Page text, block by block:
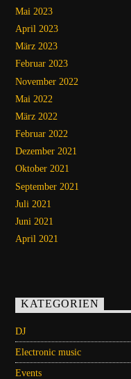
Mai 2023
April 2023
März 2023
Februar 2023
November 2022
Mai 2022
März 2022
Februar 2022
Dezember 2021
Oktober 2021
September 2021
Juli 2021
Juni 2021
April 2021
KATEGORIEN
DJ
Electronic music
Events